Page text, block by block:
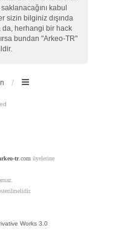
kabul
sizin bilginiz dışında
da, herhangi bir hack
bundan "Arkeo-TR"
tr.com üyelerine
Works 3.0